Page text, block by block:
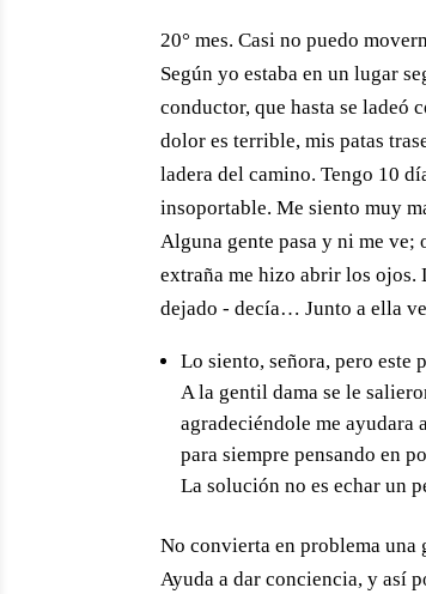
20° mes. Casi no puedo
Según yo estaba en un lugar
conductor, que hasta se ladeó
dolor es terrible, mis patas
ladera del camino. Tengo 10
insoportable. Me siento muy
Alguna gente pasa y ni me ve;
extraña me hizo abrir los ojos.
dejado - decía… Junto a ella
Lo siento, señora, pero este
A la gentil dama se le
agradeciéndole me ayudara
para siempre pensando en
La solución no es echar un
No convierta en problema una
Ayuda a dar conciencia, y así